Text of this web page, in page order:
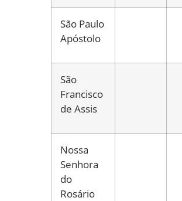
São Paulo
Apóstolo
São
Francisco
de Assis
Nossa
Senhora
do
Rosário